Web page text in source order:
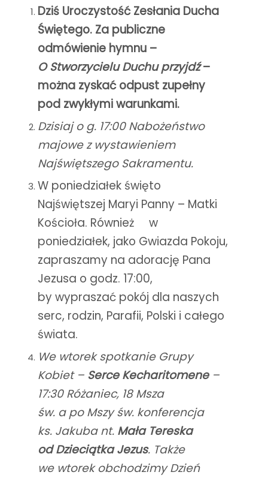
Dziś Uroczystość Zesłania Ducha
Świętego. Za publiczne
odmówienie hymnu –
O Stworzycielu Duchu przyjdź–
można zyskać odpust zupełny
pod zwykłymi warunkami.
Dzisiaj o g. 17:00 Nabożeństwo
majowe z wystawieniem
Najświętszego Sakramentu.
W poniedziałek święto
Najświętszej Maryi Panny – Matki
Kościoła. Również w
poniedziałek, jako Gwiazda Pokoju,
zapraszamy na adorację Pana
Jezusa o godz. 17:00,
by wypraszać pokój dla naszych
serc, rodzin, Parafii, Polski i całego
świata.
We wtorek spotkanie Grupy
Kobiet – Serce Kecharitomene–
17:30 Różaniec, 18 Msza
św. a po Mszy św. konferencja
ks. Jakuba nt. Mała Tereska
od Dzieciątka Jezus. Także
we wtorek obchodzimy Dzień